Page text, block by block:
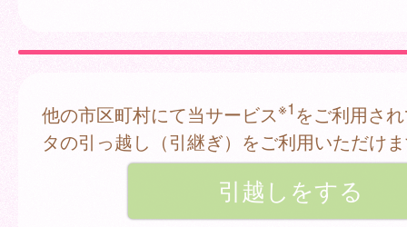
他の市区町村にて当サービス※1 をご利用さ
タの引っ越し（引継ぎ）をご利用いただけ